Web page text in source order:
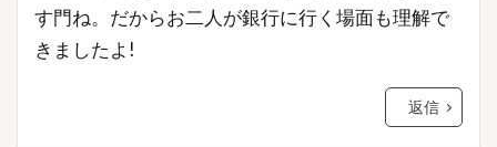
す門ね。だからお二人が銀行に行く場面も理解で
きましたよ!
返信